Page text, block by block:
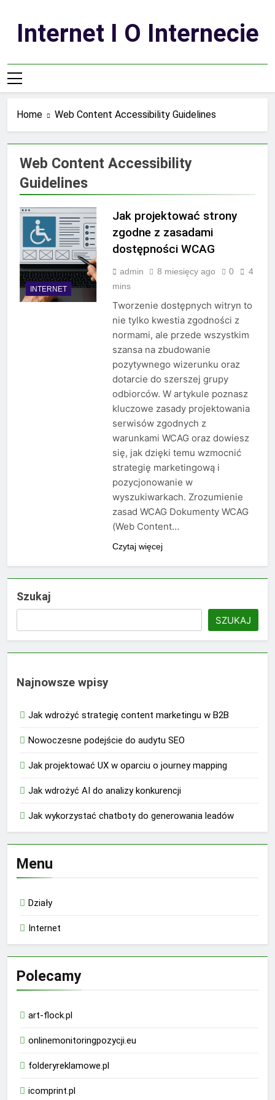
contentInternet I O Internecie
Home Web Content Accessibility Guidelines
Web Content Accessibility
Guidelines
INTERNET
Jak projektować strony
zgodne z zasadami
dostępności WCAG
admin 8 miesięcy ago 0
4
mins
Tworzenie dostępnych witryn to
nie tylko kwestia zgodności z
normami, ale przede wszystkim
szansa na zbudowanie
pozytywnego wizerunku oraz
dotarcie do szerszej grupy
odbiorców. W artykule poznasz
kluczowe zasady projektowania
serwisów zgodnych z
warunkami WCAG oraz dowiesz
się, jak dzięki temu wzmocnić
strategię marketingową i
pozycjonowanie w
wyszukiwarkach. Zrozumienie
zasad WCAG Dokumenty WCAG
(Web Content…
Czytaj więcej
Szukaj
SZUKAJ
Najnowsze wpisy
Jak wdrożyć strategię content marketingu w B2B
Nowoczesne podejście do audytu SEO
Jak projektować UX w oparciu o journey mapping
Jak wdrożyć AI do analizy konkurencji
Jak wykorzystać chatboty do generowania leadów
Menu
Działy
Internet
Polecamy
art-flock.pl
onlinemonitoringpozycji.eu
folderyreklamowe.pl
icomprint.pl